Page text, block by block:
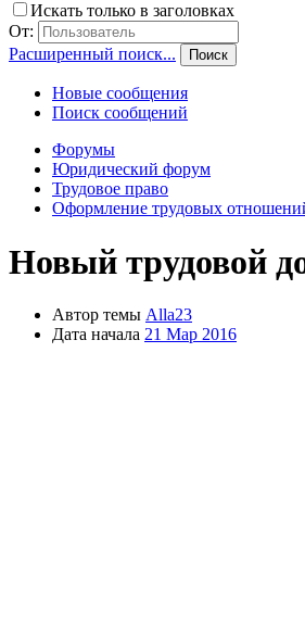
Искать только в заголовках
От:
Расширенный поиск...
Поиск
Новые сообщения
Поиск сообщений
Форумы
Юридический форум
Трудовое право
Оформление трудовых
Новый трудовой
Автор темы Alla23
Дата начала 21 Мар 2016